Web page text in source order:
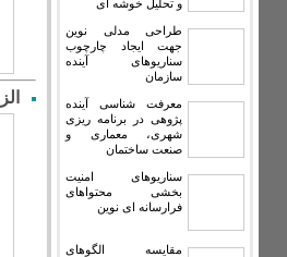
و تحلیل خوشه ای
طراحی مدلی نوین
جهت ایجاد چارچوب
سناریوهای آینده
سازمان
معرفت شناسی آینده
پژوهی در برنامه ریزی
شهری، معماری و
صنعت ساختمان
سناریوهای امنیت
بخشی محتواهای
فرارسانه ای نوین
مقایسه‏ الگوهای